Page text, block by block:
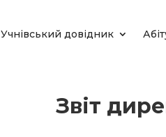
Учнівський довідник
Звіт